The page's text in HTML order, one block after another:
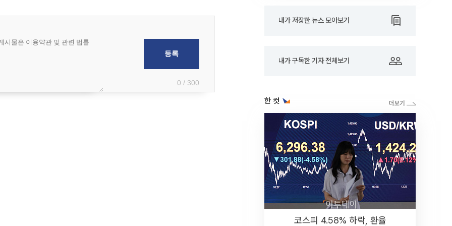
0 / 300
내가 저장한 뉴스 모아보기
내가 구독한 기자 전체보기
한 컷
코스피 4.58% 하락, 환율